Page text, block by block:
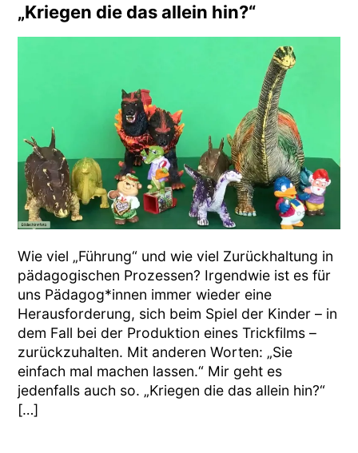
„Kriegen die das allein hin?“
Wie viel „Führung“ und wie viel Zurückhaltung in
pädagogischen Prozessen? Irgendwie ist es für
uns Pädagog*innen immer wieder eine
Herausforderung, sich beim Spiel der Kinder – in
dem Fall bei der Produktion eines Trickfilms –
zurückzuhalten. Mit anderen Worten: „Sie
einfach mal machen lassen.“ Mir geht es
jedenfalls auch so. „Kriegen die das allein hin?“
[…]